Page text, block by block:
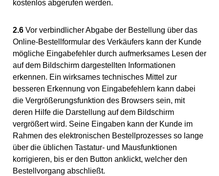
kostenlos abgerufen werden.
2.6 Vor verbindlicher Abgabe der Bestellung über das
Online-Bestellformular des Verkäufers kann der Kunde
mögliche Eingabefehler durch aufmerksames Lesen der
auf dem Bildschirm dargestellten Informationen
erkennen. Ein wirksames technisches Mittel zur
besseren Erkennung von Eingabefehlern kann dabei
die Vergrößerungsfunktion des Browsers sein, mit
deren Hilfe die Darstellung auf dem Bildschirm
vergrößert wird. Seine Eingaben kann der Kunde im
Rahmen des elektronischen Bestellprozesses so lange
über die üblichen Tastatur- und Mausfunktionen
korrigieren, bis er den Button anklickt, welcher den
Bestellvorgang abschließt.